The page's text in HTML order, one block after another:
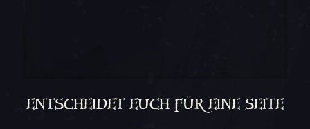
ENTSCHEIDET EUCH FÜR EINE SEITE